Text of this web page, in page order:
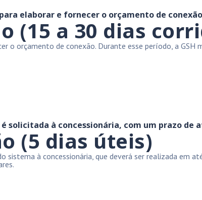
elaborar e fornecer o orçamento de
(15 a 30 dias
o orçamento de conexão. Durante esse período, a
solicitada à concessionária, com um prazo de
(5 dias úteis)
sistema à concessionária, que deverá ser realizada em